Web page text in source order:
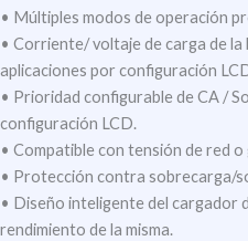
• Múltiples modos de operación
• Corriente/ voltaje de carga de
aplicaciones por configuración
• Prioridad configurable de CA /
configuración LCD.
• Compatible con tensión de red
• Protección contra
• Diseño inteligente del cargador
rendimiento de la misma.